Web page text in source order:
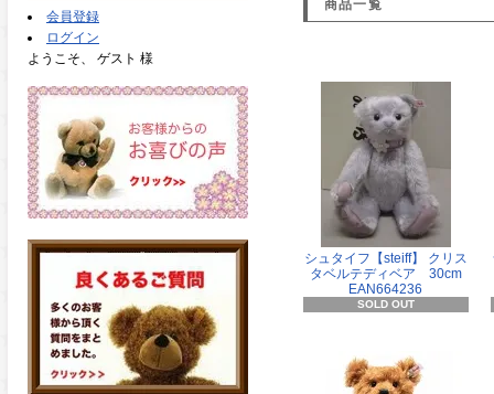
会員登録
ログイン
ようこそ、 ゲスト 様
商品一覧
シュタイフ【steiff】 クリス
タベルテディベア 30cm
EAN664236
SOLD OUT